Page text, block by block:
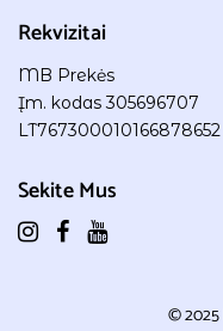
Rekvizitai
MB Prekės
Įm. kodas 305696707
LT767300010166878652
Sekite Mus
© 2025